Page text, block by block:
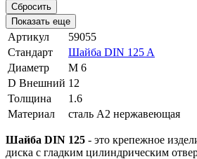
Сбросить
Показать еще
Артикул
59055
Стандарт
Шайба DIN 125 A
Диаметр
М 6
D Внешний 12
Толщина
1.6
Материал
сталь A2 нержавеющая
Шайба DIN 125 - это крепежное
диска с гладким цилиндрическим